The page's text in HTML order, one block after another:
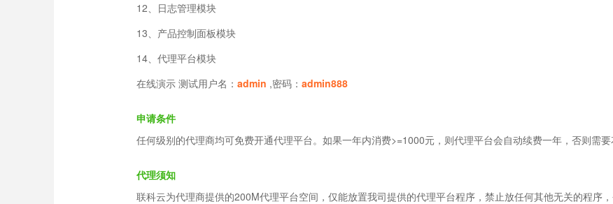
12、日志管理模块
13、产品控制面板模块
14、代理平台模块
在线演示 测试用户名： admin ,密码： admin888
申请条件
任何级别的代理商均可免费开通代理平台。如果一年内消费>=1000元，则代理平台会自动续费一年，否则需要
代理须知
联科云为代理商提供的200M代理平台空间，仅能放置我司提供的代理平台程序， 禁止放任何其他无关的程序